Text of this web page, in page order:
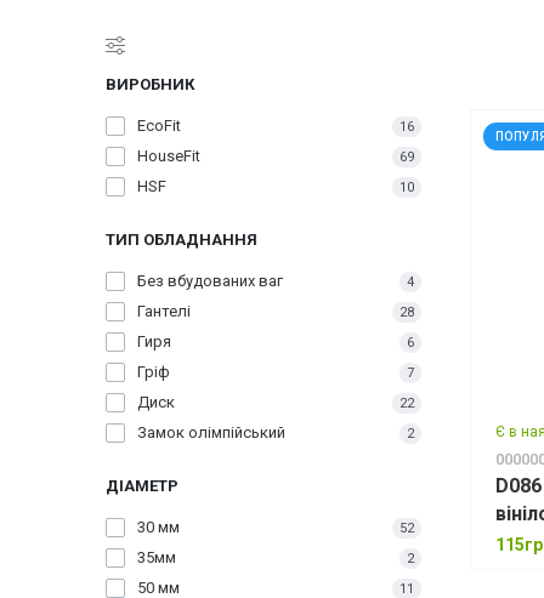
ВИРОБНИК
EcoFit 16
HouseFit 69
HSF 10
ТИП ОБЛАДНАННЯ
Без вбудованих ваг 4
Гантелі 28
Гиря 6
Гріф 7
Диск 22
Замок олімпійський 2
ДІАМЕТР
30 мм 52
35мм 2
50 мм 11
Є в